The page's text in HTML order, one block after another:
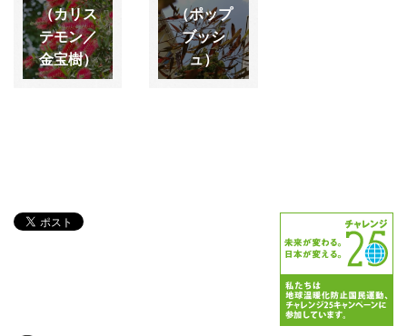
（カリス
テモン／
金宝樹）
（ポップ
ブッシ
ュ）